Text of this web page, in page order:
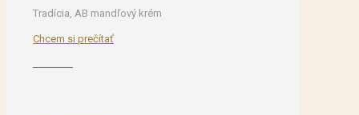
Tradícia, AB mandľový krém
Chcem si prečítať